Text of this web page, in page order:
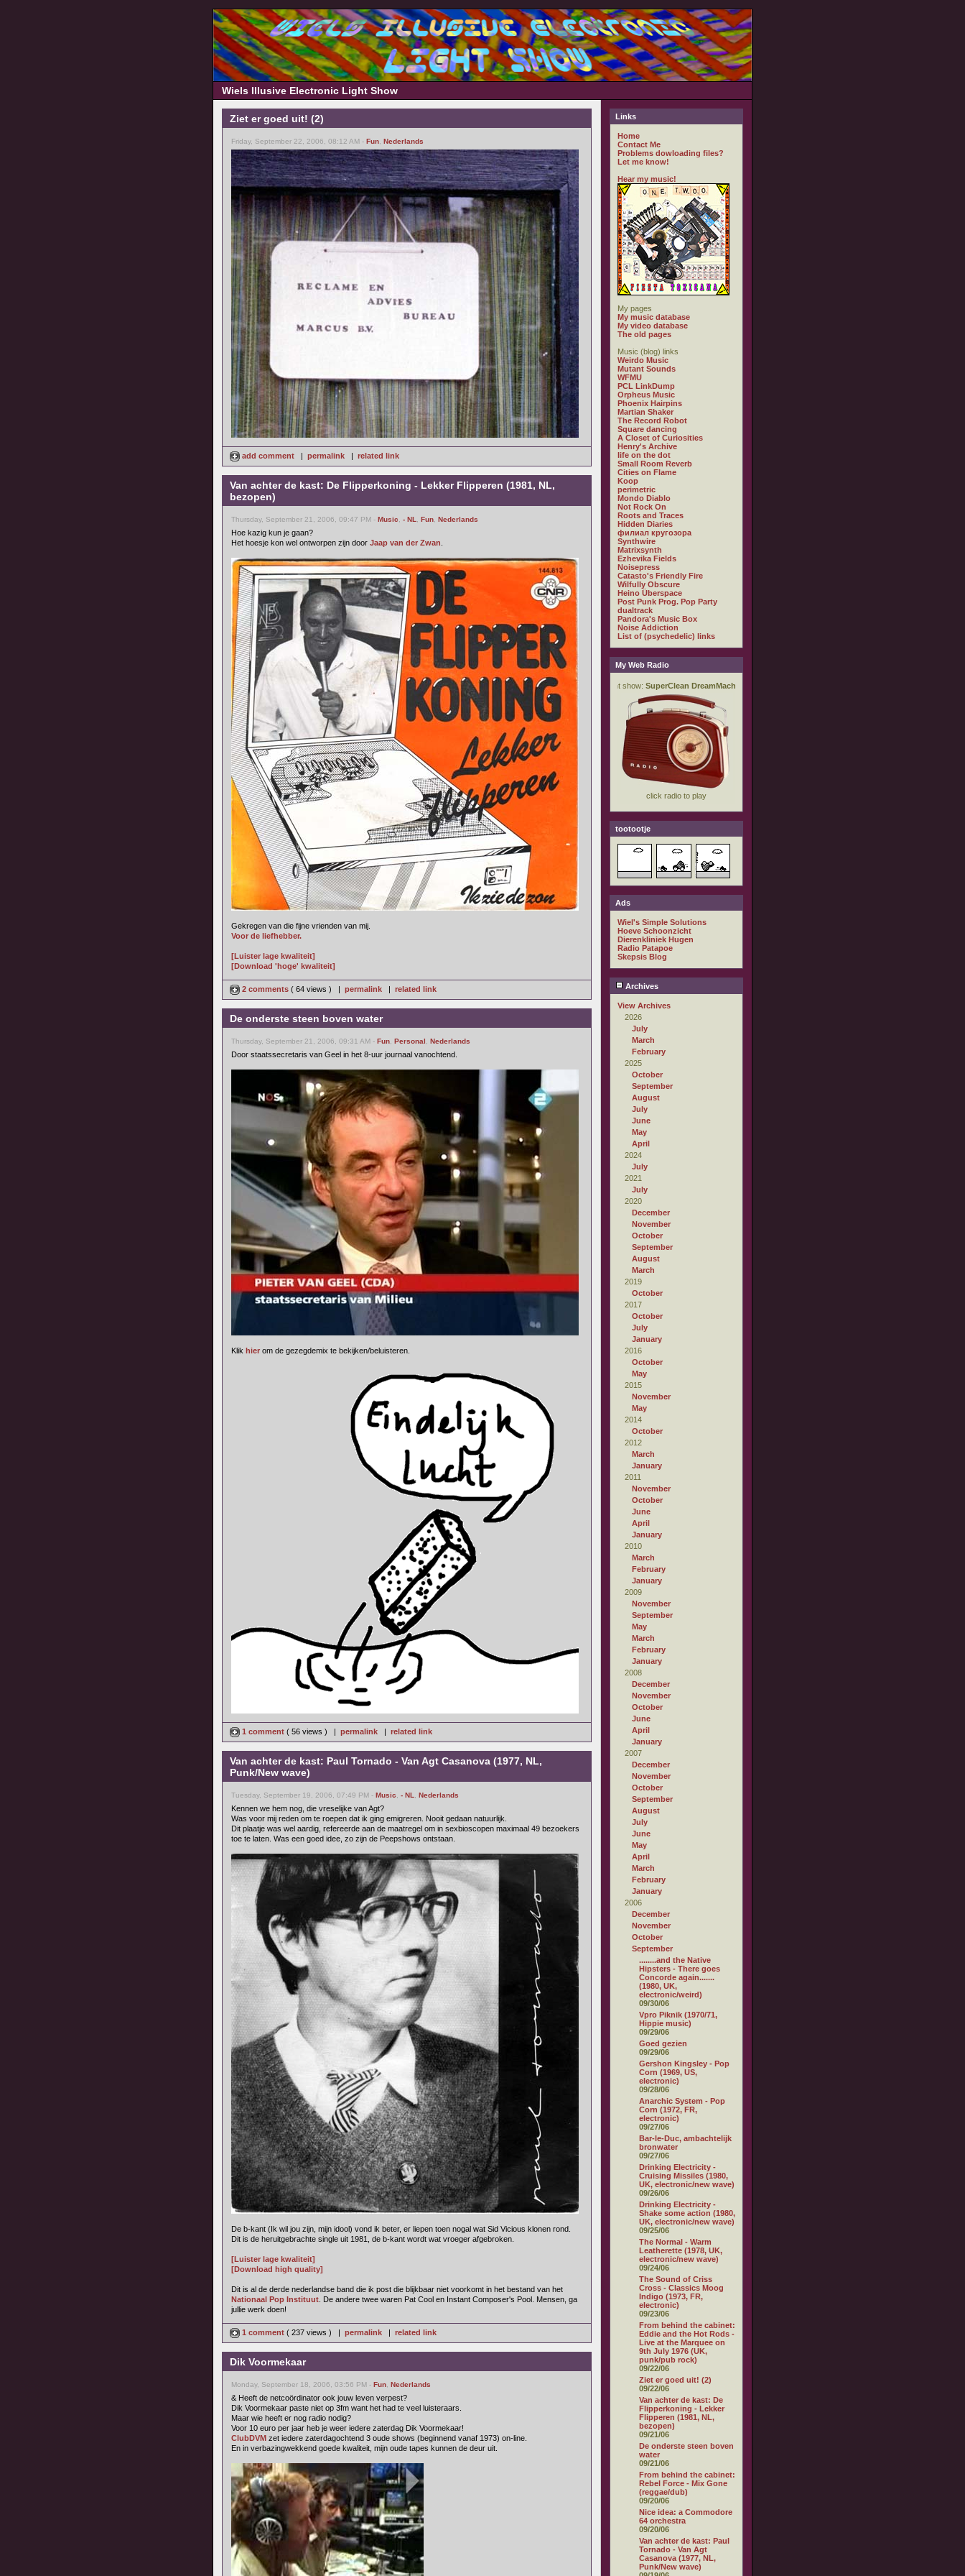
Wiels Illusive Electronic Light Show
Ziet er goed uit! (2)
Friday, September 22, 2006, 08:12 AM - Fun Nederlands
add comment | permalink | related link
Van achter de kast: De Flipperkoning - Lekker Flipperen (1981, NL,
bezopen)
Thursday, September 21, 2006, 09:47 PM - Music - NL Fun Nederlands
Hoe kazig kun je gaan?
Het hoesje kon wel ontworpen zijn door Jaap van der Zwan
Gekregen van die fijne vrienden van mij.
Voor de liefhebber.
[Luister lage kwaliteit]
[Download 'hoge' kwaliteit]
2 comments ( 64 views ) | permalink | related link
De onderste steen boven water
Thursday, September 21, 2006, 09:31 AM - Fun Personal Nederlands
Door staatssecretaris van Geel in het 8-uur journaal vanochtend.
Klik hier om de gezegdemix te bekijken/beluisteren.
1 comment ( 56 views ) | permalink | related link
Van achter de kast: Paul Tornado - Van Agt Casanova (1977, NL,
Punk/New wave)
Tuesday, September 19, 2006, 07:49 PM - Music - NL Nederlands
Kennen we hem nog, die vreselijke van Agt?
Was voor mij reden om te roepen dat ik ging emigreren. Nooit gedaan natuurlijk.
Dit plaatje was wel aardig, refereerde aan de maatregel om in sexbioscopen maximaal 49 bezoekers
toe te laten. Was een goed idee, zo zijn de Peepshows ontstaan.
De b-kant (Ik wil jou zijn, mijn idool) vond ik beter, er liepen toen nogal wat Sid Vicious klonen rond.
Dit is de heruitgebrachte single uit 1981, de b-kant wordt wat vroeger afgebroken.
[Luister lage kwaliteit]
[Download high quality]
Dit is al de derde nederlandse band die ik post die blijkbaar niet voorkomt in het bestand van het
Nationaal Pop Instituut . De andere twee waren Pat Cool en Instant Composer's Pool. Mensen, ga
jullie werk doen!
1 comment ( 237 views ) | permalink | related link
Dik Voormekaar
Monday, September 18, 2006, 03:56 PM - Fun Nederlands
& Heeft de netcoördinator ook jouw leven verpest?
Dik Voormekaar paste niet op 3fm want het had te veel luisteraars.
Maar wie heeft er nog radio nodig?
Voor 10 euro per jaar heb je weer iedere zaterdag Dik Voormekaar!
ClubDVM zet iedere zaterdagochtend 3 oude shows (beginnend vanaf 1973) on-line.
En in verbazingwekkend goede kwaliteit, mijn oude tapes kunnen de deur uit.
Links
Home
Contact Me
Problems dowloading files?
Let me know!
Hear my music!
My pages
My music database
My video database
The old pages
Music (blog) links
Weirdo Music
Mutant Sounds
WFMU
PCL LinkDump
Orpheus Music
Phoenix Hairpins
Martian Shaker
The Record Robot
Square dancing
A Closet of Curiosities
Henry's Archive
life on the dot
Small Room Reverb
Cities on Flame
Koop
perimetric
Mondo Diablo
Not Rock On
Roots and Traces
Hidden Diaries
филиал кругозора
Synthwire
Matrixsynth
Ezhevika Fields
Noisepress
Catasto's Friendly Fire
Wilfully Obscure
Heino Überspace
Post Punk Prog. Pop Party
dualtrack
Pandora's Music Box
Noise Addiction
List of (psychedelic) links
My Web Radio
tootootje
Ads
Wiel's Simple Solutions
Hoeve Schoonzicht
Dierenkliniek Hugen
Radio Patapoe
Skepsis Blog
Archives
View Archives
2026
July
March
February
2025
October
September
August
July
June
May
April
2024
July
2021
July
2020
December
November
October
September
August
March
2019
October
2017
October
July
January
2016
October
May
2015
November
May
2014
October
2012
March
January
2011
November
October
June
April
January
2010
March
February
January
2009
November
September
May
March
February
January
2008
December
November
October
June
April
January
2007
December
November
October
September
August
July
June
May
April
March
February
January
2006
December
November
October
September
........and the Native
Hipsters - There goes
Concorde again.......
(1980, UK,
electronic/weird)
09/30/06
Vpro Piknik (1970/71,
Hippie music)
09/29/06
Goed gezien
09/29/06
Gershon Kingsley - Pop
Corn (1969, US,
electronic)
09/28/06
Anarchic System - Pop
Corn (1972, FR,
electronic)
09/27/06
Bar-le-Duc, ambachtelijk
bronwater
09/27/06
Drinking Electricity -
Cruising Missiles (1980,
UK, electronic/new wave)
09/26/06
Drinking Electricity -
Shake some action (1980,
UK, electronic/new wave)
09/25/06
The Normal - Warm
Leatherette (1978, UK,
electronic/new wave)
09/24/06
The Sound of Criss
Cross - Classics Moog
Indigo (1973, FR,
electronic)
09/23/06
From behind the cabinet:
Eddie and the Hot Rods -
Live at the Marquee on
9th July 1976 (UK,
punk/pub rock)
09/22/06
Ziet er goed uit! (2)
09/22/06
Van achter de kast: De
Flipperkoning - Lekker
Flipperen (1981, NL,
bezopen)
09/21/06
De onderste steen boven
water
09/21/06
From behind the cabinet:
Rebel Force - Mix Gone
(reggae/dub)
09/20/06
Nice idea: a Commodore
64 orchestra
09/20/06
Van achter de kast: Paul
Tornado - Van Agt
Casanova (1977, NL,
Punk/New wave)